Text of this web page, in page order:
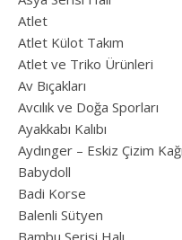
Atlet
Atlet Külot Takım
Atlet ve Triko Ürünleri
Av Bıçakları
Avcılık ve Doğa Sporları
Ayakkabı Kalıbı
Aydınger – Eskiz Çizim
Babydoll
Badi Korse
Balenli Sütyen
Bambu Serisi Halı